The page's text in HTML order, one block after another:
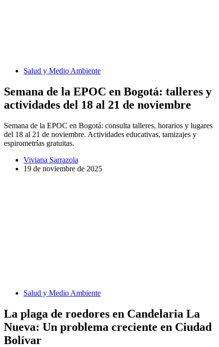
Salud y Medio Ambiente
Semana de la EPOC en Bogotá: talleres y
actividades del 18 al 21 de noviembre
Semana de la EPOC en Bogotá: consulta talleres, horarios y lugares
del 18 al 21 de noviembre. Actividades educativas, tamizajes y
espirometrías gratuitas.
Viviana Sarrazola
19 de noviembre de 2025
Salud y Medio Ambiente
La plaga de roedores en Candelaria La
Nueva: Un problema creciente en Ciudad
Bolívar